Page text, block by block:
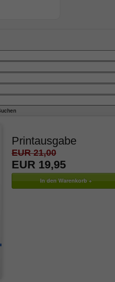
Printausgabe
EUR 21,00
EUR 19,95